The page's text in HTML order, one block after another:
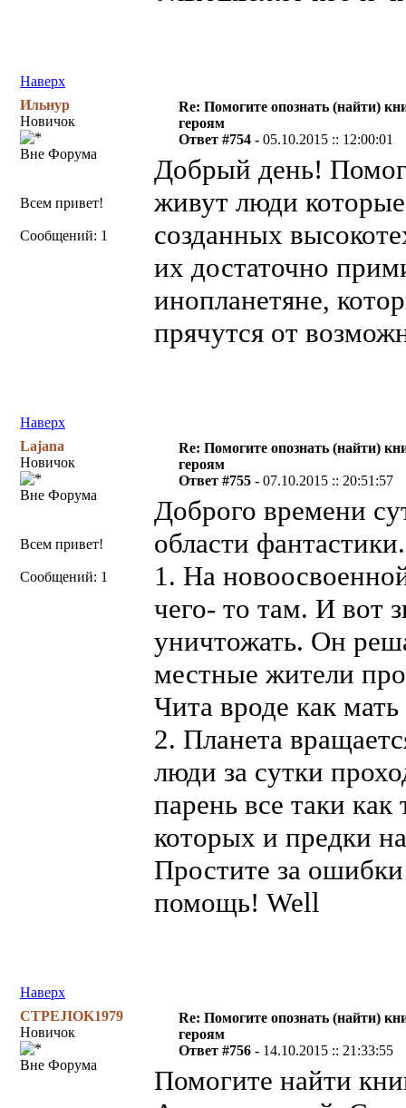
Наверх
Ильнур
Новичок
Вне Форума
Всем привет!
Сообщений: 1
Re: Помогите опознать (найти)
героям
Ответ #754 -05.10.2015 :: 12:00:01
Добрый день!
живут люди
созданных
их достаточно
инопланетяне,
прячутся от
Наверх
Lajana
Новичок
Вне Форума
Всем привет!
Сообщений: 1
Re: Помогите опознать (найти)
героям
Ответ #755 -07.10.2015 :: 20:51:57
Доброго времени
области фантастики.
1. На
чего- то там. И вот
уничтожать. Он
местные жители
Чита вроде как
2. Планета
люди за сутки
парень все таки как
которых и предки
Простите за
помощь! Well
Наверх
CTPEJIOK1979
Новичок
Вне Форума
Re: Помогите опознать (найти)
героям
Ответ #756 - 14.10.2015 :: 21:33:55
Помогите найти